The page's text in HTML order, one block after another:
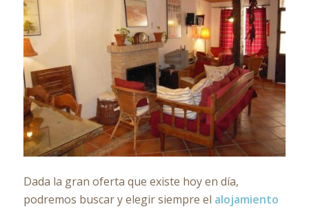
Dada la gran oferta que existe hoy en día,
podremos buscar y elegir siempre el alojamiento